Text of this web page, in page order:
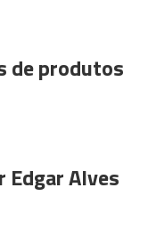
de produtos
Edgar Alves